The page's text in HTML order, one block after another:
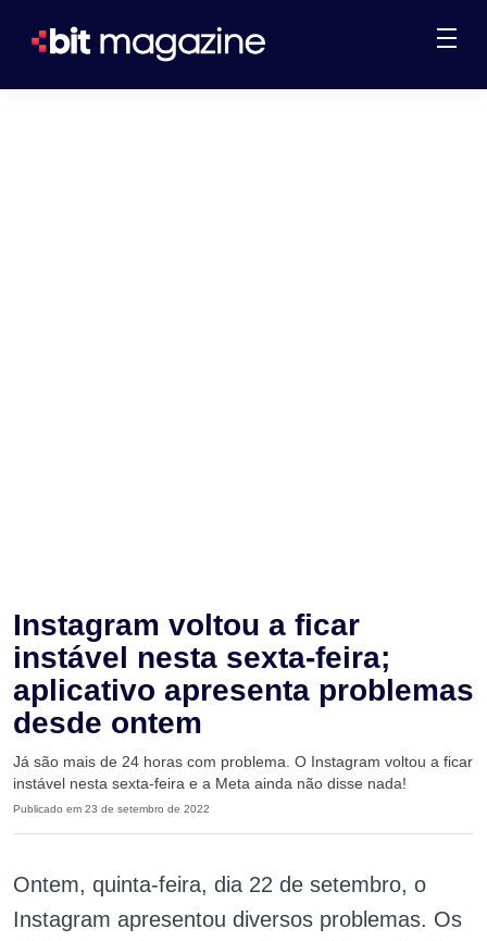
Instagram voltou a ficar
instável nesta sexta-feira;
aplicativo apresenta problemas
desde ontem
Já são mais de 24 horas com problema. O Instagram voltou a ficar
instável nesta sexta-feira e a Meta ainda não disse nada!
Publicado em 23 de setembro de 2022
Ontem, quinta-feira, dia 22 de setembro, o
Instagram apresentou diversos problemas. Os